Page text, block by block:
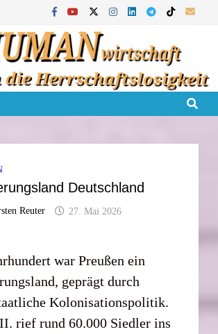
Deutschland
Reuter 27. Mai 2026
war Preußen ein
geprägt durch
Kolonisationspolitik.
rief rund 60.000 Siedler ins